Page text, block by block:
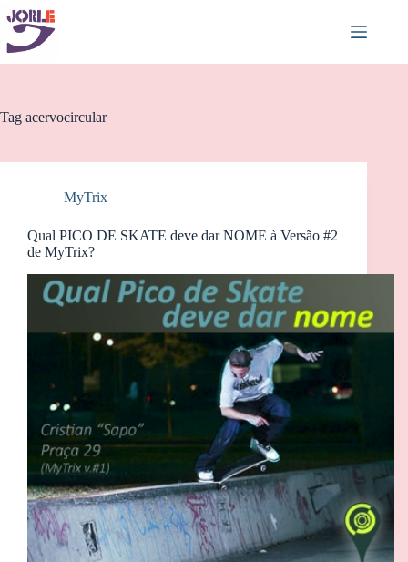
Pular
para
conteúdo
Tag acervocircular
MyTrix
Qual PICO DE SKATE deve dar NOME à Versão #2
de MyTrix?